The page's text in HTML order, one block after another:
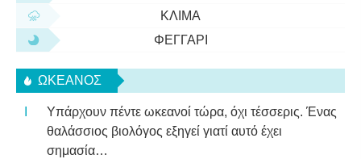
ΚΛΊΜΑ
ΦΕΓΓΆΡΙ
ΩΚΕΑΝΌΣ
Υπάρχουν πέντε ωκεανοί τώρα, όχι τέσσερις. Ένας
θαλάσσιος βιολόγος εξηγεί γιατί αυτό έχει
σημασία…